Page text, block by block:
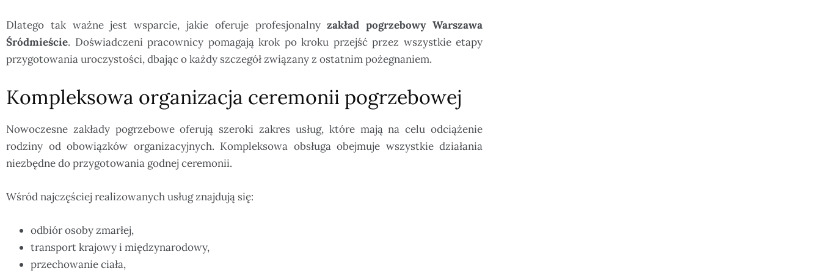
Dlatego tak ważne jest wsparcie, jakie oferuje profesjonalnyzakład pogrzebowy Warszawa
Śródmieście. Doświadczeni pracownicy pomagają krok po kroku przejść przez wszystkie etapy
przygotowania uroczystości, dbając o każdy szczegół związany z ostatnim pożegnaniem.
Kompleksowa organizacja ceremonii pogrzebowej
Nowoczesne zakłady pogrzebowe oferują szeroki zakres usług, które mają na celu odciążenie
rodziny od obowiązków organizacyjnych. Kompleksowa obsługa obejmuje wszystkie działania
niezbędne do przygotowania godnej ceremonii.
Wśród najczęściej realizowanych usług znajdują się:
odbiór osoby zmarłej,
transport krajowy i międzynarodowy,
przechowanie ciała,